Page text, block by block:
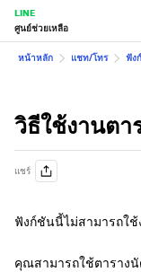
LINE
ศูนย์ช่วยเหลือ
หน้าหลัก แชท/โทร ฟัง
วิธีใช้งานตา
แชร์
ฟังก์ชันนี้ไม่สามารถใ
คุณสามารถใช้ตาราง